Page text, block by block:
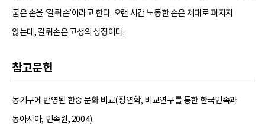
굽은 손을 ‘갈퀴손’이라고 한다. 오랜 시간 노동한 손은 제대로 펴지지
않는데, 갈퀴손은 고생의 상징이다.
참고문헌
농기구에 반영된 한중 문화 비교(정연학, 비교연구를 통한 한국민속과
동아시아, 민속원, 2004).